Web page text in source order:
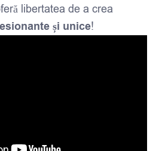
libertatea de a crea
și unice!